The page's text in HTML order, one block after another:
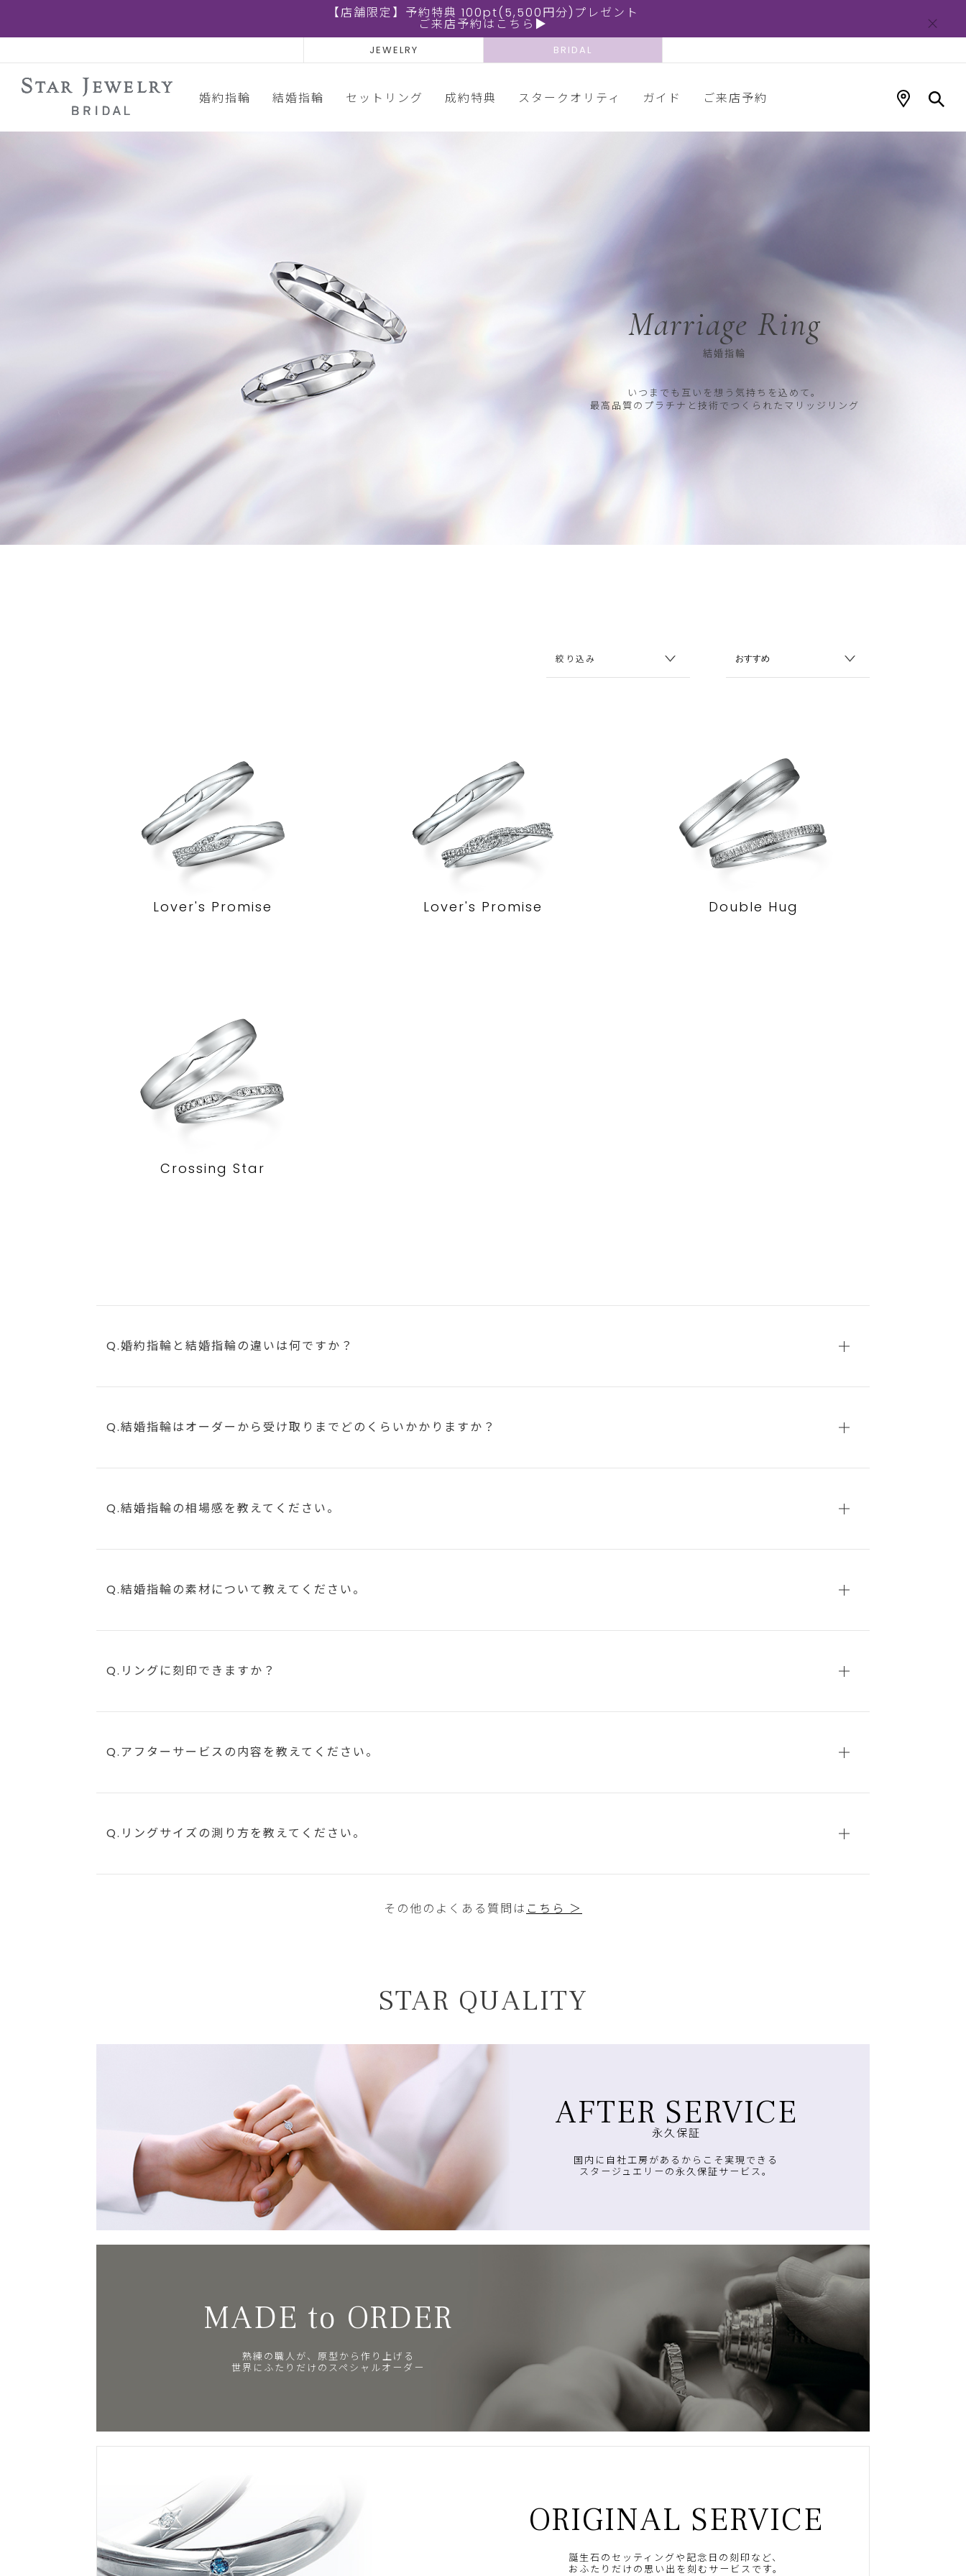
【店舗限定】予約特典 100pt(5,500円分)プレゼント
ご来店予約はこちら▶
JEWELRY BRIDAL
婚約指輪 結婚指輪 セットリング 成約特典 スタークオリティ ガイド ご来店予約
Marriage Ring
結婚指輪
いつまでも互いを想う気持ちを込めて。
最高品質のプラチナと技術でつくられたマリッジリング
絞り込み
Lover's Promise Lover's Promise Double Hug
Crossing Star
Q.婚約指輪と結婚指輪の違いは何ですか？
Q.結婚指輪はオーダーから受け取りまで どのくらいかかりますか？
Q.結婚指輪の相場感を教えてください。
Q.結婚指輪の素材について教えてください。
Q.リングに刻印できますか？
Q.アフターサービスの内容を教えてください。
Q.リングサイズの測り方を教えてください。
その他のよくある質問は こちら ＞
STAR QUALITY
AFTER SERVICE
永久保証
国内に自社工房があるからこそ実現できる
スタージュエリーの永久保証サービス。
MADE to ORDER
熟練の職人が、原型から作り上げる
世界にふたりだけのスペシャルオーダー
ORIGINAL SERVICE
誕生石のセッティングや記念日の刻印など、
おふたりだけの思い出を刻むサービスです。